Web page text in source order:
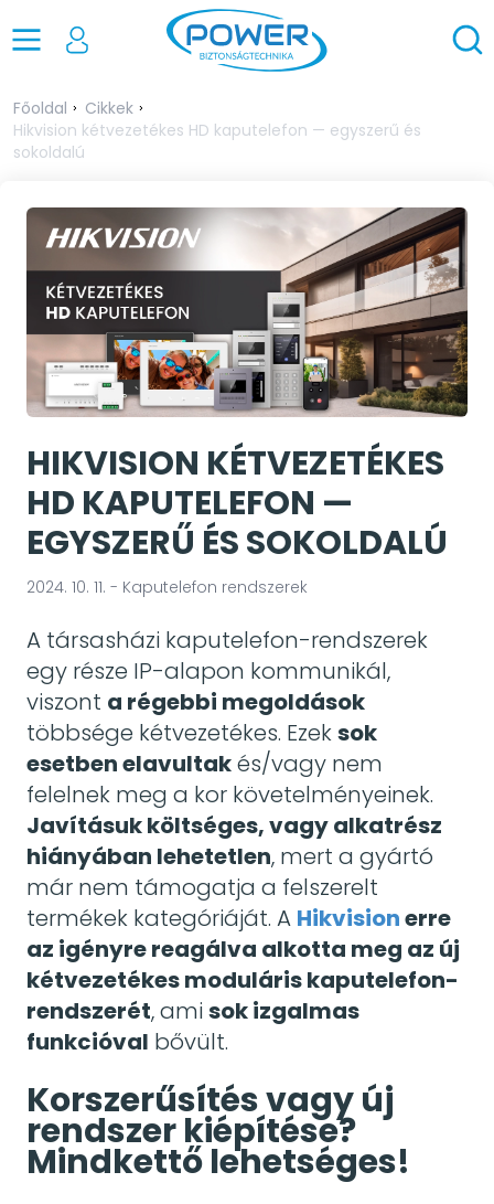
Főoldal
Cikkek
Hikvision kétvezetékes HD kaputelefon — egyszerű és
sokoldalú
HIKVISION KÉTVEZETÉKES
HD KAPUTELEFON —
EGYSZERŰ ÉS SOKOLDALÚ
2024. 10. 11. - Kaputelefon rendszerek
A társasházi kaputelefon-rendszerek
egy része IP-alapon kommunikál,
viszont a régebbi megoldások
többsége kétvezetékes. Ezeksok
esetben elavultakés/vagy nem
felelnek meg a kor követelményeinek.
Javításuk költséges, vagy alkatrész
hiányában lehetetlen, mert a gyártó
már nem támogatja a felszerelt
termékek kategóriáját. A Hikvisionerre
az igényre reagálva alkotta meg az új
kétvezetékes moduláris kaputelefon-
rendszerét, amisok izgalmas
funkcióval bővült.
Korszerűsítés vagy új
rendszer kiépítése?
Mindkettő lehetséges!